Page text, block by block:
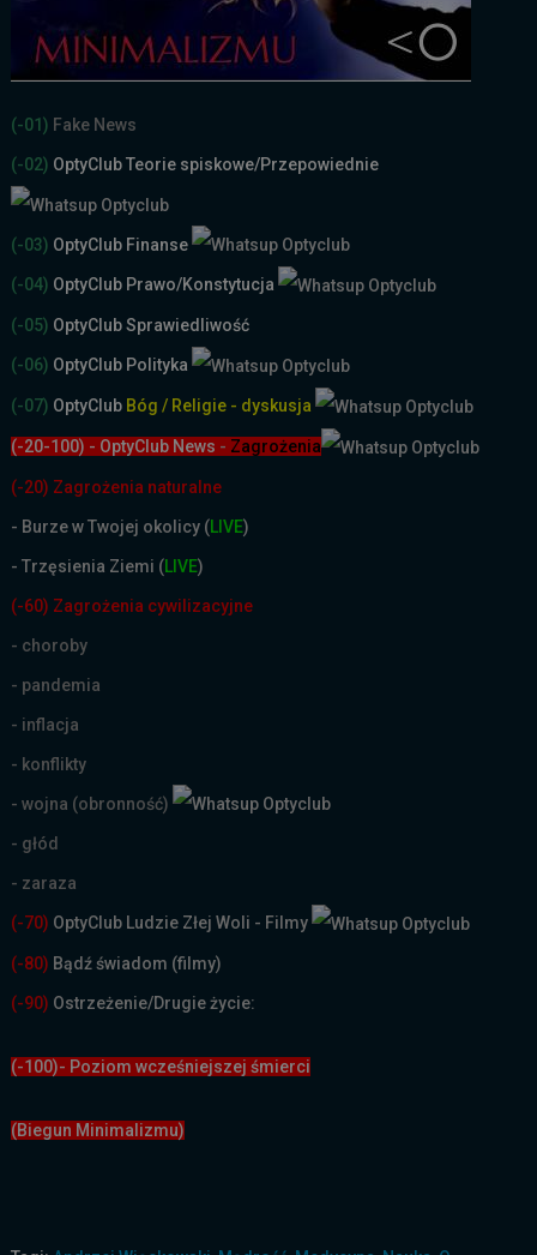
(-01) Fake News
(-02) OptyClub Teorie spiskowe/Przepowiednie
(-03) OptyClub Finanse
(-04) OptyClub Prawo/Konstytucja
(-05) OptyClub Sprawiedliwość
(-06) OptyClub Polityka
(-07) OptyClub Bóg / Religie - dyskusja
(-20-100) - OptyClub News - Zagrożenia
(-20) Zagrożenia naturalne
- Burze w Twojej okolicy (LIVE)
- Trzęsienia Ziemi (LIVE)
(-60) Zagrożenia cywilizacyjne
- choroby
- pandemia
- inflacja
- konflikty
- wojna (obronność)
- głód
- zaraza
(-70) OptyClub Ludzie Złej Woli - Filmy
(-80) Bądź świadom (filmy)
(-90) Ostrzeżenie/Drugie życie:
(-100)- Poziom wcześniejszej śmierci
(Biegun Minimalizmu)